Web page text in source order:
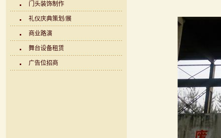
门头装饰制作
礼仪庆典策划/展
商业路演
舞台设备租赁
广告位招商